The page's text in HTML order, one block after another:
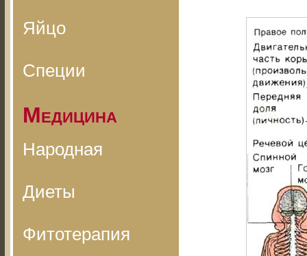
Яйцо
Специи
Медицина
Народная
Диеты
Фитотерапия